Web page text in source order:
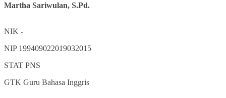
Martha Sariwulan, S.Pd.
NIK -
NIP 199409022019032015
STAT PNS
GTK Guru Bahasa Inggris